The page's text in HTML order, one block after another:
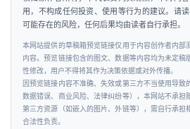
用，不构成任何投资、使用等行为的建议。请
可能存在的风险，任何后果均由读者自行承担。
本网站提供的草稿箱预览链接仅用于内容创作者内部
内容。预览链接包含的图文、数据等内容均为未定稿
性修改，用户不得将其作为决策依据或对外传播。
因预览链接内容不准确、失效或第三方不当使用导
数据错误、商业风险、法律纠纷等），本网站不承担
第三方资源（如嵌入的图片、外链等），需自行承担
合法性负责。